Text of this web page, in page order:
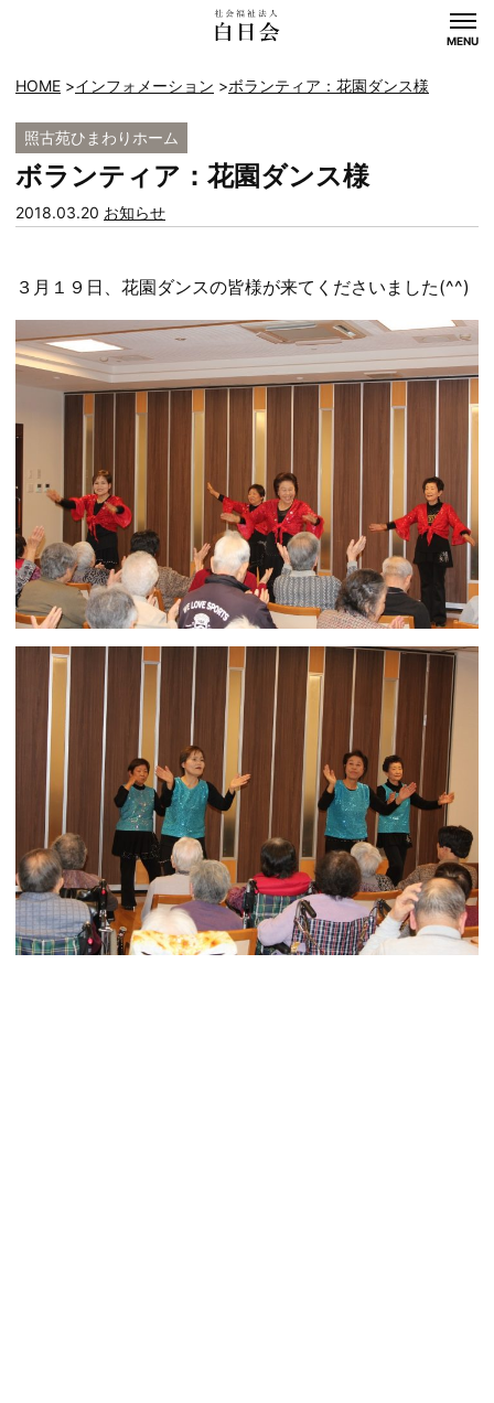
MENU
HOME インフォメーション ボランティア：花園ダンス様
照古苑ひまわりホーム
ボランティア：花園ダンス様
2018.03.20 カ
リー:
お知らせ
３月１９日、花園ダンスの皆様が来てくださいました(^^)